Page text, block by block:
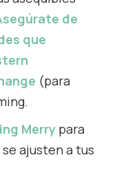
de
que
(para
Merrypara
ajusten a tus